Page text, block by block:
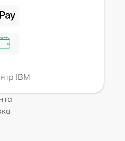
IBM